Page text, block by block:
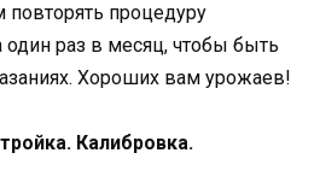
процедуру
раз в месяц, чтобы быть
Хороших вам урожаев!
Калибровка.